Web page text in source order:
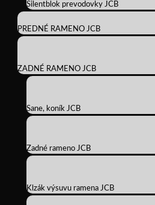
Silentblok prevodovky JCB
PREDNÉ RAMENO JCB
ZADNÉ RAMENO JCB
Sane, koník JCB
Zadné rameno JCB
Klzák výsuvu ramena JCB